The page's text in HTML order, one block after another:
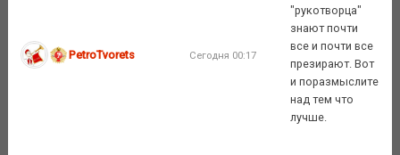
PetroTvorets Сегодня 00:17
"рукотворца"
знают почти
все и почти все
презирают. Вот
и поразмыслите
над тем что
лучше.